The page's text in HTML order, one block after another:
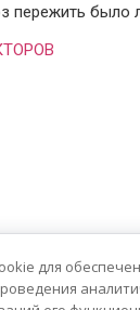
пережить было
для